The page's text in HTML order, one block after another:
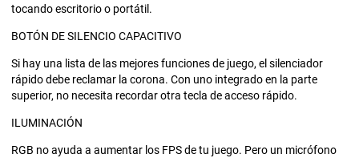
tocando escritorio o portátil.
BOTÓN DE SILENCIO CAPACITIVO
Si hay una lista de las mejores funciones de juego, el silenciador
rápido debe reclamar la corona. Con uno integrado en la parte
superior, no necesita recordar otra tecla de acceso rápido.
ILUMINACIÓN
RGB no ayuda a aumentar los FPS de tu juego. Pero un micrófono